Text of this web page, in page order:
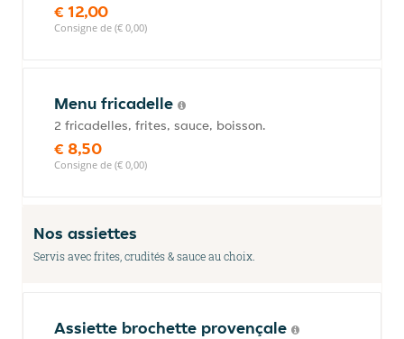
€ 12,00
Consigne de (€ 0,00)
Menu fricadelle
2 fricadelles, frites, sauce, boisson.
€ 8,50
Consigne de (€ 0,00)
Nos assiettes
Servis avec frites, crudités & sauce au choix.
Assiette brochette provençale